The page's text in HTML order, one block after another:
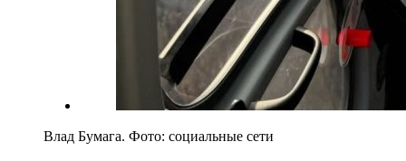
Влад Бумага. Фото: социальные сети